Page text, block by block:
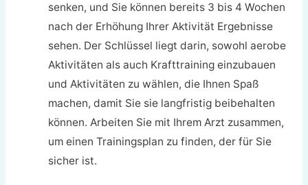
senken, und Sie können bereits 3 bis 4 Wochen
nach der Erhöhung Ihrer Aktivität Ergebnisse
sehen. Der Schlüssel liegt darin, sowohl aerobe
Aktivitäten als auch Krafttraining einzubauen
und Aktivitäten zu wählen, die Ihnen Spaß
machen, damit Sie sie langfristig beibehalten
können. Arbeiten Sie mit Ihrem Arzt zusammen,
um einen Trainingsplan zu finden, der für Sie
sicher ist.